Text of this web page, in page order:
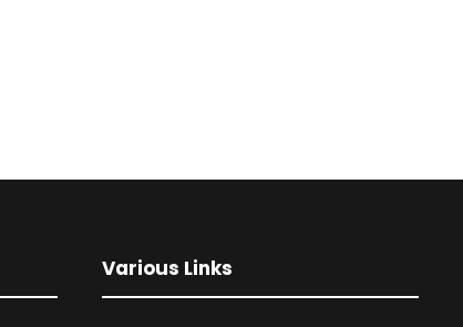
Various Links